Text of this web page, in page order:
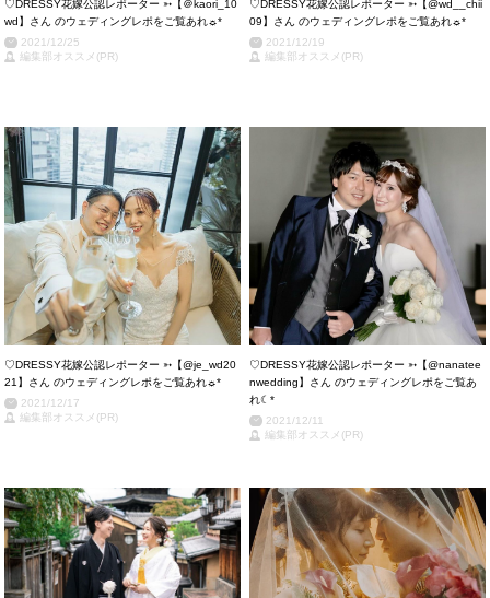
♡DRESSY花嫁公認レポーター ➳【＠kaori_10
wd】さん のウェディングレポをご覧あれ☼*
2021/12/25
編集部オススメ(PR)
♡DRESSY花嫁公認レポーター ➳【@wd__chii
09】さん のウェディングレポをご覧あれ☼*
2021/12/19
編集部オススメ(PR)
♡DRESSY花嫁公認レポーター ➳【@je_wd20
21】さん のウェディングレポをご覧あれ☼*
2021/12/17
編集部オススメ(PR)
♡DRESSY花嫁公認レポーター ➳【@nanatee
nwedding 】さん のウェディングレポをご覧あ
れ☾*
2021/12/11
編集部オススメ(PR)